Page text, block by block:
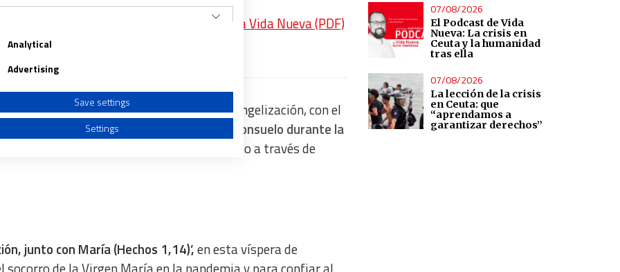
la meditación del papa Francisco para Vida Nueva (PDF)
un avance de los contenidos
para la Promoción de la Nueva Evangelización, con el
a fin de pedir a la Virgen ayuda y consuelo durante la
Gruta de Lourdes en los jardines del Vaticano a través de
junto con María (Hechos 1,14)’,en esta víspera de
07/08/2026
El Podcast de Vida
Nueva: La crisis en
Ceuta y la humanidad
tras ella
07/08/2026
La lección de la crisis
en Ceuta: que
“aprendamos a
garantizar derechos”
from different sources
Analytical
Advertising
Save settings
Settings